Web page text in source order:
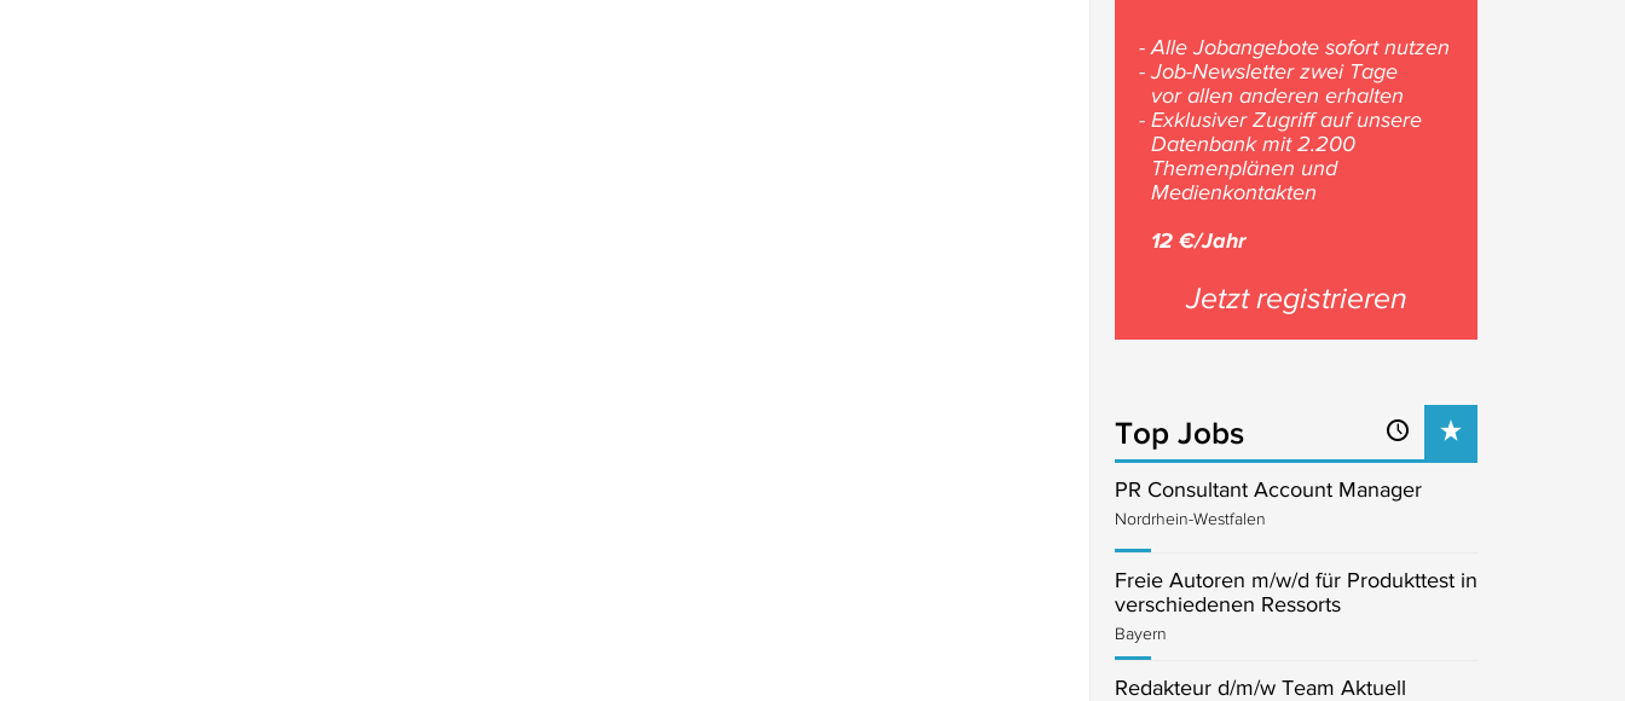
- Alle Jobangebote sofort nutzen
- Job-Newsletter zwei Tage
vor allen anderen erhalten
- Exklusiver Zugriff auf unsere
Datenbank mit 2.200
Themenplänen und
Medienkontakten
12 €/Jahr
Jetzt registrieren
Top Jobs
PR Consultant Account Manager
Nordrhein-Westfalen
Freie Autoren m/w/d für Produkttest in
verschiedenen Ressorts
Bayern
Redakteur d/m/w Team Aktuell